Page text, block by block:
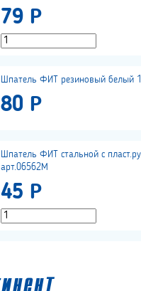
79 Р
Шпатель ФИТ резиновый белый
80 Р
Шпатель ФИТ стальной с
арт.06562М
45 Р